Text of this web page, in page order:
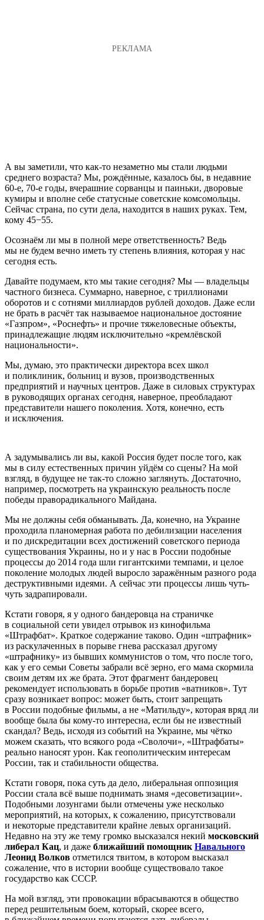
А вы заметили, что как-то незаметно мы стали людьми
среднего возраста? Мы, рождённые, казалось бы, в недавние
60-е, 70-е годы, вчерашние сорванцы и паиньки, дворовые
кумиры и вполне себе статусные советские комсомольцы.
Сейчас страна, по сути дела, находится в наших руках. Тем,
кому 45−55.
Осознаём ли мы в полной мере ответственность? Ведь
мы не будем вечно иметь ту степень влияния, которая у нас
сегодня есть.
Давайте подумаем, кто мы такие сегодня? Мы — владельцы
частного бизнеса. Суммарно, наверное, с триллионами
оборотов и с сотнями миллиардов рублей доходов. Даже если
не брать в расчёт так называемое национальное достояние
«Газпром», «Роснефть» и прочие тяжеловесные объекты,
принадлежащие людям исключительно «кремлёвской
национальности».
Мы, думаю, это практически директора всех школ
и поликлиник, больниц и вузов, производственных
предприятий и научных центров. Даже в силовых структурах
в руководящих органах сегодня, наверное, преобладают
представители нашего поколения. Хотя, конечно, есть
и исключения.
А задумывались ли вы, какой Россия будет после того, как
мы в силу естественных причин уйдём со сцены? На мой
взгляд, в будущее не так-то сложно заглянуть. Достаточно,
например, посмотреть на украинскую реальность после
победы праворадикального Майдана.
Мы не должны себя обманывать. Да, конечно, на Украине
проходила планомерная работа по дебилизации населения
и по дискредитации всех достижений советского периода
существования Украины, но и у нас в России подобные
процессы до 2014 года шли гигантскими темпами, и целое
поколение молодых людей выросло заражённым разного рода
деструктивными идеями. А сейчас эти процессы лишь чуть-
чуть задрапировали.
Кстати говоря, я у одного бандеровца на страничке
в социальной сети увидел отрывок из кинофильма
«Штрафбат». Краткое содержание таково. Один «штрафник»
из раскулаченных в порыве гнева рассказал другому
«штрафнику» из бывших коммунистов о том, что после того,
как у его семьи Советы забрали всё зерно, его мама скормила
своим детям их же брата. Этот фрагмент бандеровец
рекомендует использовать в борьбе против «ватников». Тут
сразу возникает вопрос: может быть, стоит запрещать
в России подобные фильмы, а не «Матильду», которая вряд ли
вообще была бы кому-то интересна, если бы не известный
скандал? Ведь, исходя из событий на Украине, мы чётко
можем сказать, что всякого рода «Сволочи», «Штрафбаты»
реально наносят урон. Как геополитическим интересам
России, так и стабильности общества.
Кстати говоря, пока суть да дело, либеральная оппозиция
России стала всё выше поднимать знамя «десоветизации».
Подобными лозунгами были отмечены уже несколько
мероприятий, на которых, к сожалению, присутствовали
и некоторые представители крайне левых организаций.
Недавно на эту же тему громко высказался некий московский
либерал Кац, и даже ближайший помощник Навального
Леонид Волков отметился твитом, в котором высказал
сожаление, что в истории вообще существовало такое
государство как СССР.
На мой взгляд, эти провокации вбрасываются в общество
перед решительным боем, который, скорее всего,